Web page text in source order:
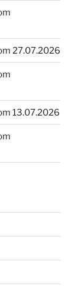
27.07.2026
13.07.2026